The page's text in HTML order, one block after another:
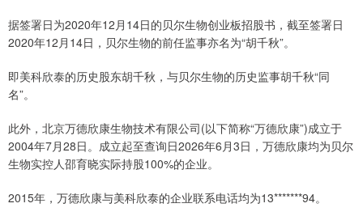
据签署日为2020年12月14日的贝尔生物创业板招股书，截至签署日
2020年12月14日，贝尔生物的前任监事亦名为“胡千秋”。
即美科欣泰的历史股东胡千秋，与贝尔生物的历史监事胡千秋“同
名”。
此外，北京万德欣康生物技术有限公司(以下简称“万德欣康”)成立于
2004年7月28日。成立起至查询日2026年6月3日，万德欣康均为贝尔
生物实控人邵育晓实际持股100%的企业。
2015年，万德欣康与美科欣泰的企业联系电话均为13*******94。